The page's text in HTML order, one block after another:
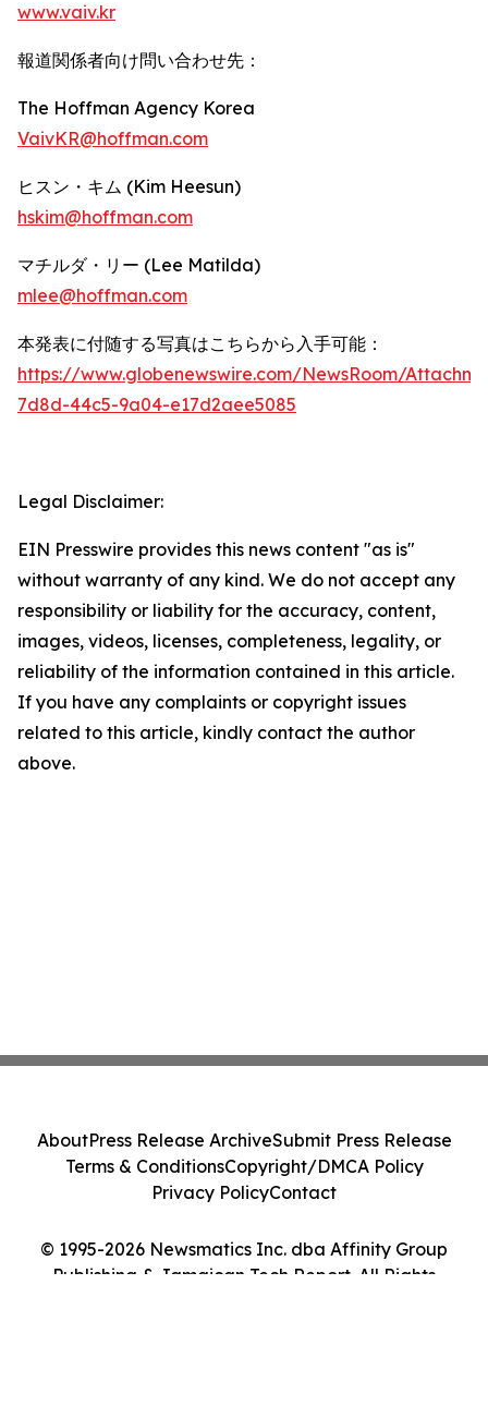
www.vaiv.kr
報道関係者向け問い合わせ先：
The Hoffman Agency Korea
VaivKR@hoffman.com
ヒスン・キム (Kim Heesun)
hskim@hoffman.com
マチルダ・リー (Lee Matilda)
mlee@hoffman.com
本発表に付随する写真はこちらから入手可能：
https://www.globenewswire.com/NewsRoom/
7d8d-44c5-9a04-e17d2aee5085
Legal Disclaimer:
EIN Presswire provides this news content "as is"
without warranty of any kind. We do not accept any
responsibility or liability for the accuracy, content,
images, videos, licenses, completeness, legality, or
reliability of the information contained in this article.
If you have any complaints or copyright issues
related to this article, kindly contact the author
above.
© 1995-2026 Newsmatics Inc. dba Affinity Group
Publishing & Jamaican Tech Report. All Rights
AboutPress Release ArchiveSubmit Press Release
Terms & ConditionsCopyright/DMCA Policy
Privacy PolicyContact